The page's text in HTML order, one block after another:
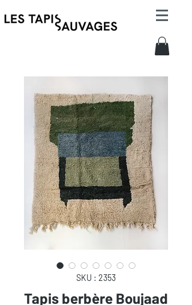
SKU : 2353
Tapis berbère Boujaad